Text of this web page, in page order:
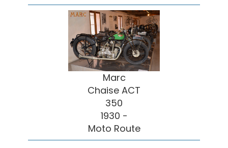
Marc
Chaise ACT
350
1930 -
Moto Route